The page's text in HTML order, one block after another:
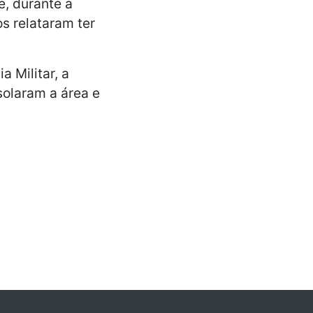
durante a
relataram ter
Militar, a
a área e